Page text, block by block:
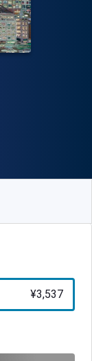
¥3,537
ジタルライセン